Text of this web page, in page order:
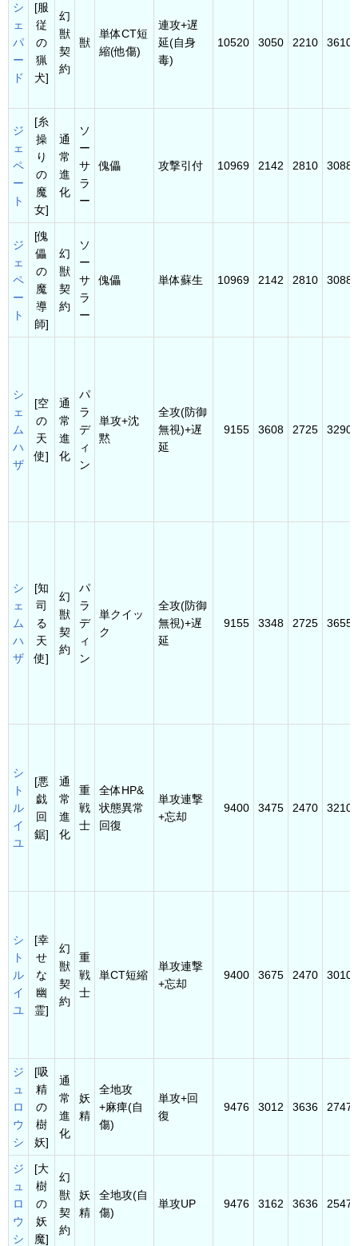
シ
ェ
パ
ー
ド
[服
従
の
猟
犬]
幻
獣
契
約
獣
単体CT短
縮(他傷)
連攻+遅
延(自身
毒)
10520 3050 2210 3610
ジ
ェ
ペ
ー
ト
[糸
操
り
の
魔
女]
通
常
進
化
ソ
ー
サ
ラ
ー
傀儡 攻撃引付 10969 2142 2810 3088
ジ
ェ
ペ
ー
ト
[傀
儡
の
魔
導
師]
幻
獣
契
約
ソ
ー
サ
ラ
ー
傀儡 単体蘇生 10969 2142 2810 3088
シ
ェ
ム
ハ
ザ
[空
の
天
使]
通
常
進
化
パ
ラ
デ
ィ
ン
単攻+沈
黙
全攻(防御
無視)+遅
延
9155 3608 2725 3290
シ
ェ
ム
ハ
ザ
[知
司
る
天
使]
幻
獣
契
約
パ
ラ
デ
ィ
ン
単クイッ
ク
全攻(防御
無視)+遅
延
9155 3348 2725 3655
シ
ト
ル
イ
ユ
[悪
戯
回
鋸]
通
常
進
化
重
戦
士
全体HP&
状態異常
回復
単攻連撃
+忘却
9400 3475 2470 3210
シ
ト
ル
イ
ユ
[幸
せ
な
幽
霊]
幻
獣
契
約
重
戦
士
単CT短縮
単攻連撃
+忘却
9400 3675 2470 3010
ジ
ュ
ロ
ウ
シ
[吸
精
の
樹
妖]
通
常
進
化
妖
精
全地攻
+麻痺(自
傷)
単攻+回
復
9476 3012 3636 2747
ジ
ュ
ロ
ウ
シ
[大
樹
の
妖
魔]
幻
獣
契
約
妖
精
全地攻(自
傷)
単攻UP 9476 3162 3636 2547